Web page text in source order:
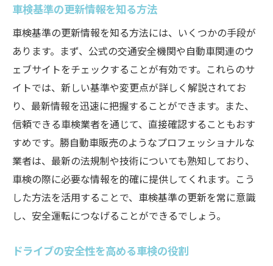
車検基準の更新情報を知る方法
車検基準の更新情報を知る方法には、いくつかの手段が
あります。まず、公式の交通安全機関や自動車関連のウ
ェブサイトをチェックすることが有効です。これらのサ
イトでは、新しい基準や変更点が詳しく解説されてお
り、最新情報を迅速に把握することができます。また、
信頼できる車検業者を通じて、直接確認することもおす
すめです。勝自動車販売のようなプロフェッショナルな
業者は、最新の法規制や技術についても熟知しており、
車検の際に必要な情報を的確に提供してくれます。こう
した方法を活用することで、車検基準の更新を常に意識
し、安全運転につなげることができるでしょう。
ドライブの安全性を高める車検の役割